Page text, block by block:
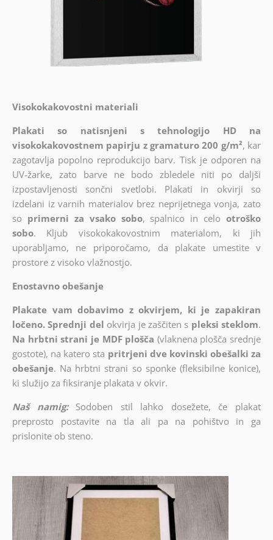
Visokokakovostni materiali
Plakati so natisnjeni s tehnologijo HD na
visokokakovostnem papirju z gramaturo 200 g/m², kar
zagotavlja popolno reprodukcijo barv. Tisk je odporen na
UV-žarke, zato barve ne bodo zbledele niti po daljši
izpostavljenosti sončni svetlobi. Plakati in okvirji so
izdelani iz varnih materialov brez neprijetnega vonja, zato
so primerni za vsako sobo, spalnico in celo otroško
sobo. Kljub visokokakovostnim materialom, ki jih
uporabljamo, ne priporočamo, da plakate umestite v
prostore z visoko vlažnostjo.
Enostavno obešanje
Plakate vam dobavimo z okvirjem, ki je zapakiran
ločeno. Sprednji del okvirja je zaščiten s pleksi steklom.
Na hrbtni strani je MDF plošča (vlaknena plošča srednje
gostote), na katero sta pritrjeni dve kovinski obešalki za
obešanje. Na hrbtni strani so sponke (fleksibilne konice),
ki služijo za fiksiranje plakata v okvir.
Naš namig:
Sodoben stil lahko dosežete, če plakat
preprosto postavite na tla ali pa na pohištvo in ga
prislonite ob steno.